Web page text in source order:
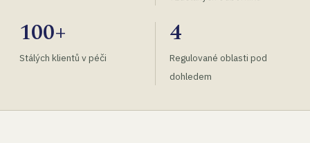
100+
Stálých klientů v péči
4
Regulované oblasti pod
dohledem